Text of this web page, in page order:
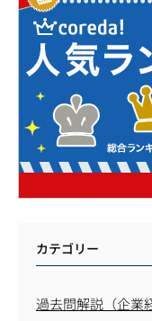
カテゴリー
過去問解説（企業